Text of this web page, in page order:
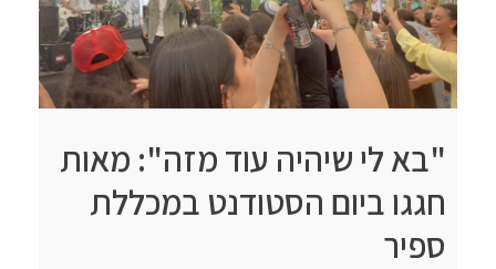
"בא לי שיהיה עוד מזה": מאות
חגגו ביום הסטודנט במכללת
ספיר